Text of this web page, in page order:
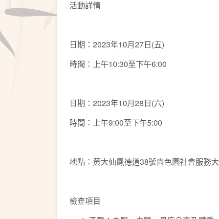
活動詳情
日期：2023年10月27日(五)
時間：上午10:30至下午6:00
日期：2023年10月28日(六)
時間：上午9:00至下午5:00
地點：黃大仙鳳德道38號嗇色園社會服務
檢查項目